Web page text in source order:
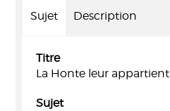
Sujet Description
Titre
La Honte leur appartient
Sujet